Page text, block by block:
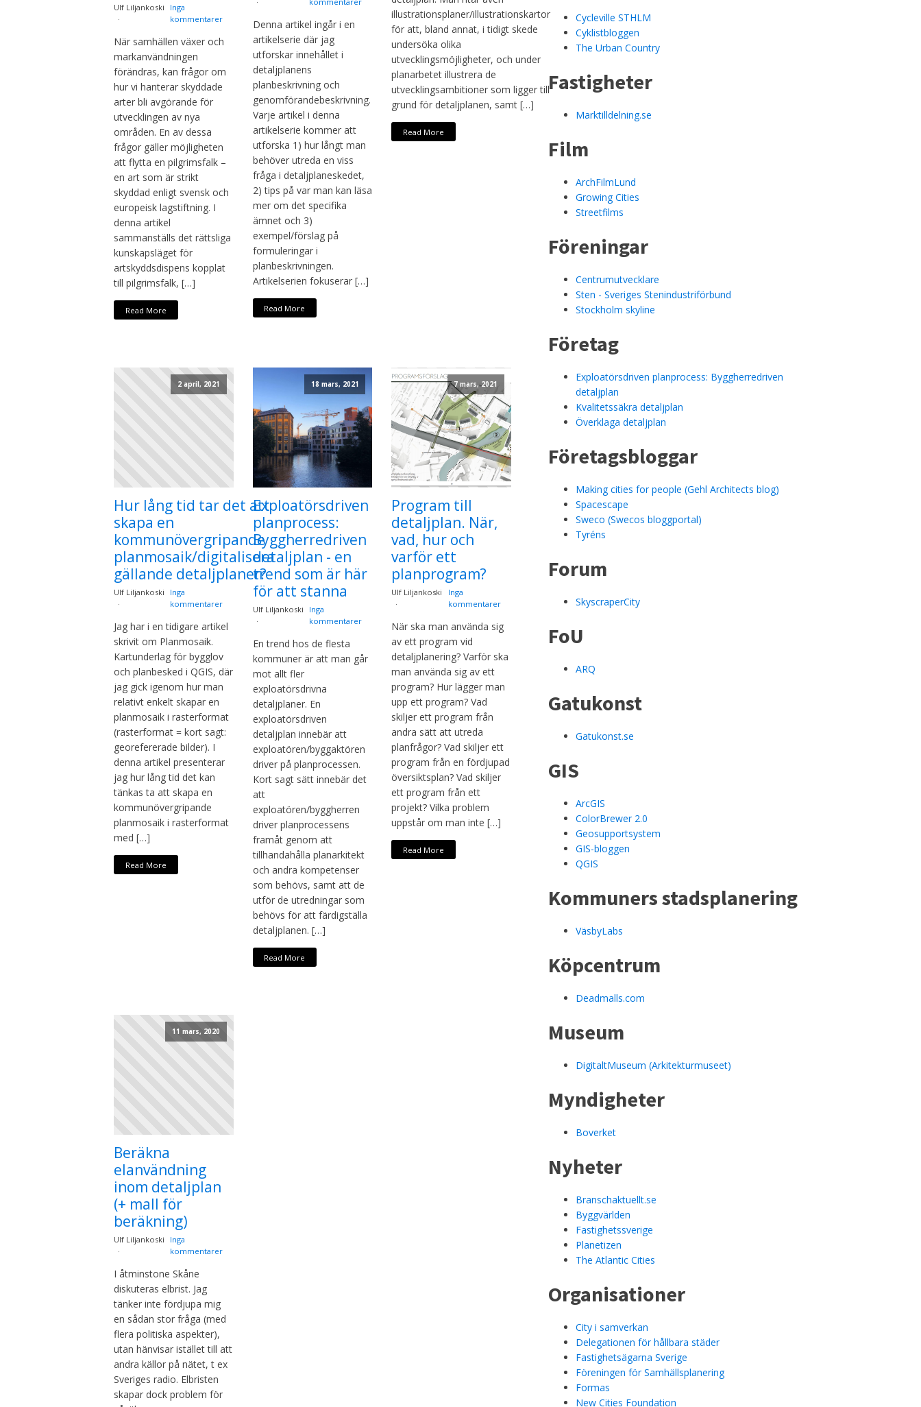
Ulf Liljankoski
Inga
kommentarer
När samhällen växer och
markanvändningen
förändras, kan frågor om
hur vi hanterar skyddade
arter bli avgörande för
utvecklingen av nya
områden. En av dessa
frågor gäller möjligheten
att flytta en pilgrimsfalk –
en art som är strikt
skyddad enligt svensk och
europeisk lagstiftning. I
denna artikel
sammanställs det rättsliga
kunskapsläget för
artskyddsdispens kopplat
till pilgrimsfalk, […]
Read More
Denna artikel ingår i en
artikelserie där jag
utforskar innehållet i
detaljplanens
planbeskrivning och
genomförandebeskrivning.
Varje artikel i denna
artikelserie kommer att
utforska 1) hur långt man
behöver utreda en viss
fråga i detaljplaneskedet,
2) tips på var man kan läsa
mer om det specifika
ämnet och 3)
exempel/förslag på
formuleringar i
planbeskrivningen.
Artikelserien fokuserar […]
Read More
illustrationsplaner/illustrationskartor
för att, bland annat, i tidigt skede
undersöka olika
utvecklingsmöjligheter, och under
planarbetet illustrera de
utvecklingsambitioner som ligger till
grund för detaljplanen, samt […]
Read More
2 april, 2021
Hur lång tid tar det att
skapa en
kommunövergripande
planmosaik/digitalisera
gällande detaljplaner?
Ulf Liljankoski
Inga
kommentarer
Jag har i en tidigare artikel
skrivit om Planmosaik.
Kartunderlag för bygglov
och planbesked i QGIS, där
jag gick igenom hur man
relativt enkelt skapar en
planmosaik i rasterformat
(rasterformat = kort sagt:
georefererade bilder). I
denna artikel presenterar
jag hur lång tid det kan
tänkas ta att skapa en
kommunövergripande
planmosaik i rasterformat
med […]
Read More
18 mars, 2021
Exploatörsdriven
planprocess:
Byggherredriven
detaljplan - en
trend som är här
för att stanna
Ulf Liljankoski
Inga
kommentarer
En trend hos de flesta
kommuner är att man går
mot allt fler
exploatörsdrivna
detaljplaner. En
exploatörsdriven
detaljplan innebär att
exploatören/byggaktören
driver på planprocessen.
Kort sagt sätt innebär det
att
exploatören/byggherren
driver planprocessens
framåt genom att
tillhandahålla planarkitekt
och andra kompetenser
som behövs, samt att de
utför de utredningar som
behövs för att färdigställa
detaljplanen. […]
Read More
7 mars, 2021
Program till
detaljplan. När,
vad, hur och
varför ett
planprogram?
Ulf Liljankoski
Inga
kommentarer
När ska man använda sig
av ett program vid
detaljplanering? Varför ska
man använda sig av ett
program? Hur lägger man
upp ett program? Vad
skiljer ett program från
andra sätt att utreda
planfrågor? Vad skiljer ett
program från en fördjupad
översiktsplan? Vad skiljer
ett program från ett
projekt? Vilka problem
uppstår om man inte […]
Read More
11 mars, 2020
Beräkna
elanvändning
inom detaljplan
(+ mall för
beräkning)
Ulf Liljankoski
Inga
kommentarer
I åtminstone Skåne
diskuteras elbrist. Jag
tänker inte fördjupa mig
en sådan stor fråga (med
flera politiska aspekter),
utan hänvisar istället till att
andra källor på nätet, t ex
Sveriges radio. Elbristen
skapar dock problem för
Cycleville STHLM
Cyklistbloggen
The Urban Country
Fastigheter
Marktilldelning.se
Film
ArchFilmLund
Growing Cities
Streetfilms
Föreningar
Centrumutvecklare
Sten - Sveriges Stenindustriförbund
Stockholm skyline
Företag
Exploatörsdriven planprocess: Byggherredriven
detaljplan
Kvalitetssäkra detaljplan
Överklaga detaljplan
Företagsbloggar
Making cities for people (Gehl Architects blog)
Spacescape
Sweco (Swecos bloggportal)
Tyréns
Forum
SkyscraperCity
FoU
ARQ
Gatukonst
Gatukonst.se
GIS
ArcGIS
ColorBrewer 2.0
Geosupportsystem
GIS-bloggen
QGIS
Kommuners stadsplanering
VäsbyLabs
Köpcentrum
Deadmalls.com
Museum
DigitaltMuseum (Arkitekturmuseet)
Myndigheter
Boverket
Nyheter
Branschaktuellt.se
Byggvärlden
Fastighetssverige
Planetizen
The Atlantic Cities
Organisationer
City i samverkan
Delegationen för hållbara städer
Fastighetsägarna Sverige
Föreningen för Samhällsplanering
Formas
New Cities Foundation